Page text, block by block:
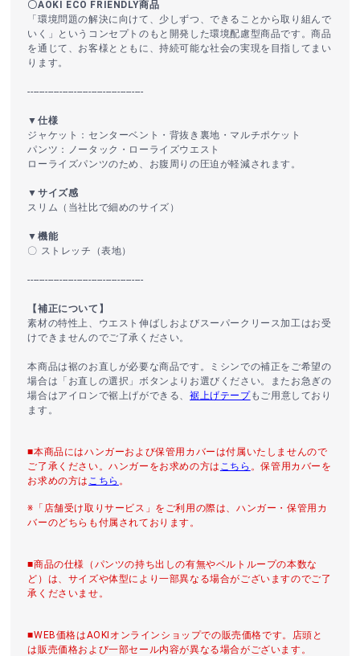
〇AOKI ECO FRIENDLY商品
「環境問題の解決に向けて、少しずつ、できることから取り組んで
いく」というコンセプトのもと開発した環境配慮型商品です。商品
を通じて、お客様とともに、持続可能な社会の実現を目指してまい
ります。
----------------------------------------
▼仕様
ジャケット：センターベント・背抜き裏地・マルチポケット
パンツ：ノータック・ローライズウエスト
ローライズパンツのため、お腹周りの圧迫が軽減されます。
▼サイズ感
スリム（当社比で細めのサイズ）
▼機能
〇 ストレッチ（表地）
----------------------------------------
【補正について】
素材の特性上、ウエスト伸ばしおよびスーパークリース加工はお受
けできませんのでご了承ください。
本商品は裾のお直しが必要な商品です。ミシンでの補正をご希望の
場合は「お直しの選択」ボタンよりお選びください。またお急ぎの
場合はアイロンで裾上げができる、裾上げテープもご用意しており
ます。
■本商品にはハンガーおよび保管用カバーは付属いたしませんので
ご了承ください。ハンガーをお求めの方は こちら 。保管用カバーを
お求めの方は こちら 。
※「店舗受け取りサービス」をご利用の際は、ハンガー・保管用カ
バーのどちらも付属されております。
■商品の仕様（パンツの持ち出しの有無やベルトループの本数な
ど）は、サイズや体型により一部異なる場合がございますのでご了
承くださいませ。
■WEB価格はAOKIオンラインショップでの販売価格です。店頭と
は販売価格および一部セール内容が異なる場合がございます。